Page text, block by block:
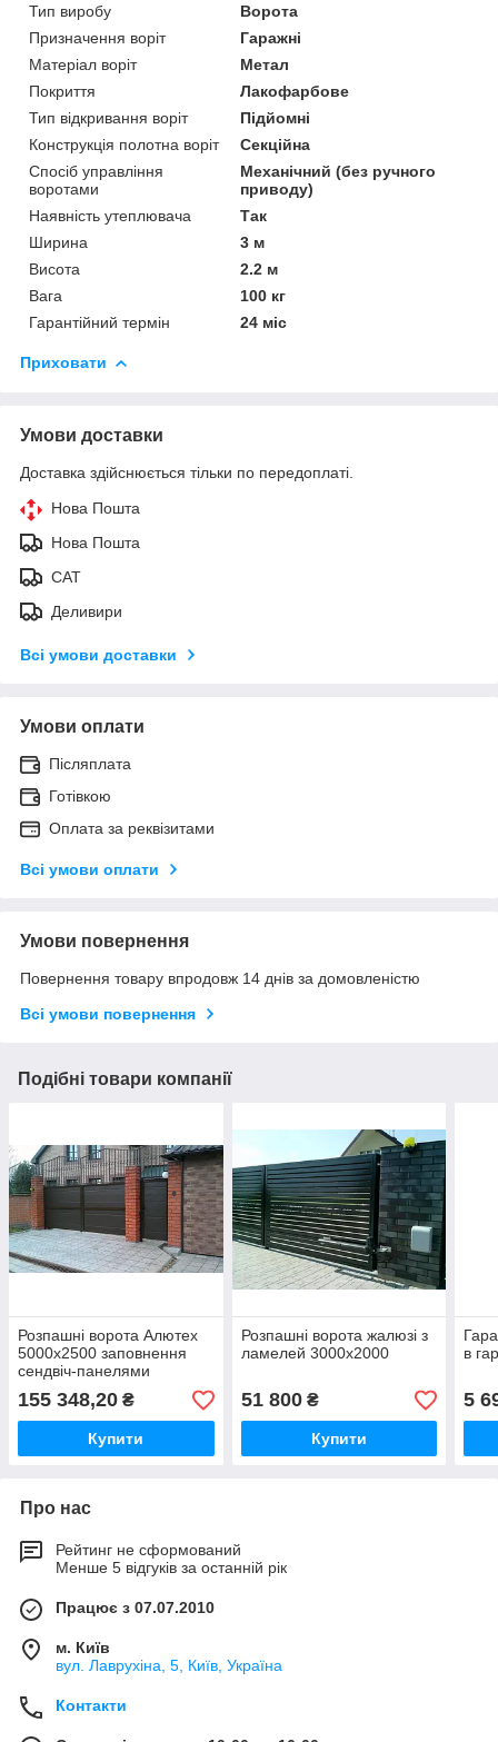
Тип виробу
Ворота
Призначення воріт
Гаражні
Матеріал воріт
Метал
Покриття
Лакофарбове
Тип відкривання воріт
Підйомні
Конструкція полотна воріт
Секційна
Спосіб управління
воротами
Механічний (без ручного
приводу)
Наявність утеплювача
Так
Ширина
3 м
Висота
2.2 м
Вага
100 кг
Гарантійний термін
24 міс
Приховати
Умови доставки
Доставка здійснюється тільки по передоплаті.
Нова Пошта
Нова Пошта
САТ
Деливири
Всі умови доставки
Умови оплати
Післяплата
Готівкою
Оплата за реквізитами
Всі умови оплати
Умови повернення
Повернення товару впродовж 14 днів за домовленістю
Всі умови повернення
Подібні товари компанії
Розпашні ворота Алютех
5000х2500 заповнення
сендвіч-панелями
155 348,20 ₴
Купити
Розпашні ворота жалюзі з
ламелей 3000х2000
51 800₴
Купити
в
5
Про нас
Рейтинг не сформований
Менше 5 відгуків за останній рік
Працює з 07.07.2010
м. Київ
вул. Лаврухіна, 5, Київ, Україна
Контакти